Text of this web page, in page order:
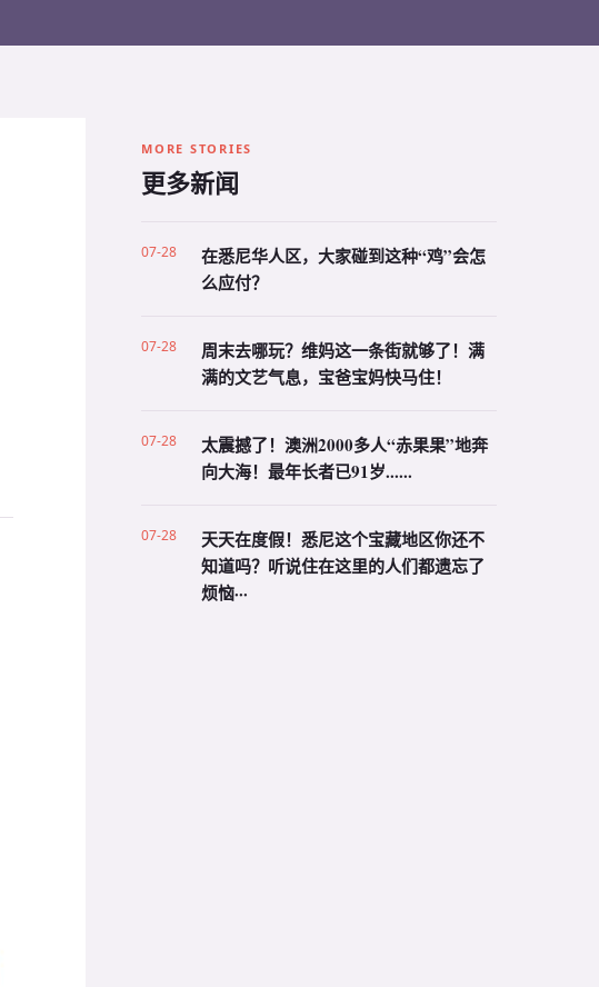
MORE STORIES
更多新闻
07-28
在悉尼华人区，大家碰到这种“鸡”会怎
么应付？
07-28
周末去哪玩？维妈这一条街就够了！满
满的文艺气息，宝爸宝妈快马住！
07-28
太震撼了！澳洲2000多人“赤果果”地奔
向大海！最年长者已91岁......
07-28
天天在度假！悉尼这个宝藏地区你还不
知道吗？听说住在这里的人们都遗忘了
烦恼···